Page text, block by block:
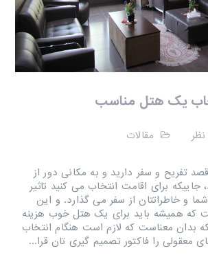
یک هتل مناسب
مقالات
تفریح و سفر دارید و به مکانی دور از
جاییکه برای اقامت انتخاب می کنید تاثیر
و خاطراتتان از سفر می گذارد. و این
که همیشه باید برای یک هتل خوب هزینه
بدان معناست که لازم است هنگام انتخاب
معقولی را فاکتور تصمیم گیری تان قرا...